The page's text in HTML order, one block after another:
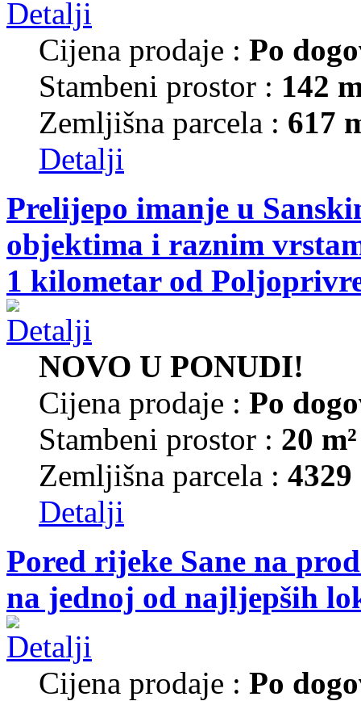
Cijena prodaje : Po
Stambeni prostor : 142
Zemljišna parcela : 617
Detalji
Prelijepo imanje u
objektima i raznim
1 kilometar od
NOVO U PONUDI!
Cijena prodaje : Po
Stambeni prostor : 20 m²
Zemljišna parcela : 4329
Detalji
Pored rijeke Sane na
na jednoj od najljepših
Cijena prodaje : Po